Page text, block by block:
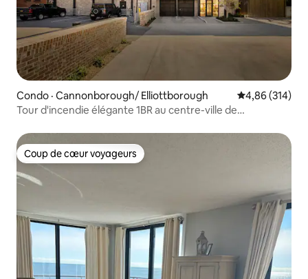
Condo · Cannonborough/ Elliottborough Note
4,86 (314)
Tour d'incendie élégante 1BR au centre-ville de
Coup de cœur voyageurs
Coup de cœur voyageurs